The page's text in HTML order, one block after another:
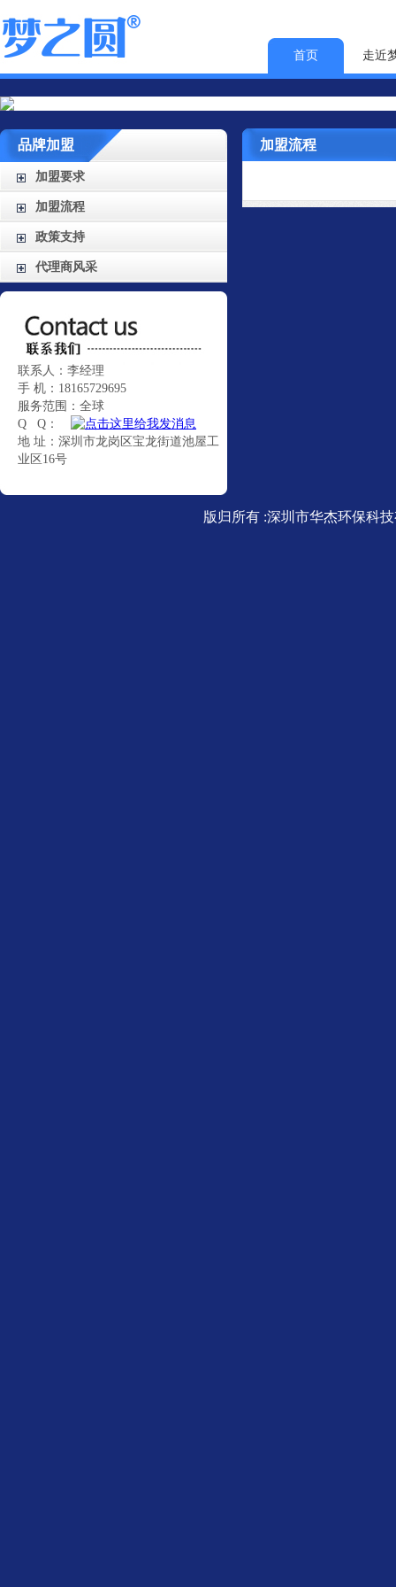
首页 走近
加盟流程
品牌加盟
加盟要求
加盟流程
政策支持
代理商风采
联系人：李经理
手 机：18165729695
服务范围：全球
Q Q：
地 址：深圳市龙岗区宝龙街道池屋工
业区16号
版归所有 :深圳市华杰环保科